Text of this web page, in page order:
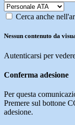
Cerca anche
Nessun contenuto da
Autenticarsi per
Conferma adesione
Per questa
Premere sul bottone
adesione.